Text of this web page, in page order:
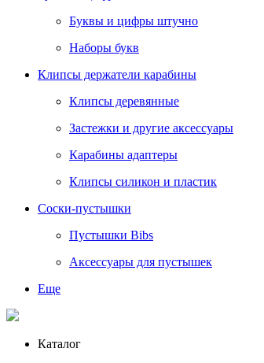
Буквы и цифры штучно
Наборы букв
Клипсы держатели карабины
Клипсы деревянные
Застежки и другие аксессуары
Карабины адаптеры
Клипсы силикон и пластик
Соски-пустышки
Пустышки Bibs
Аксессуары для пустышек
Еще
Каталог